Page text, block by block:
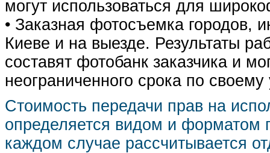
могут использоваться для
• Заказная фотосъемка городов,
Киеве и на выезде. Результаты
составят фотобанк заказчика и
неограниченного срока по
Стоимость передачи прав на
определяется видом и форматом
каждом случае рассчитывается